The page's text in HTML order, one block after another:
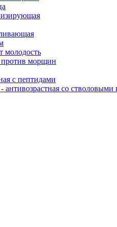
молодость
против морщин
с пептидами
антивозрастная со стволовыми